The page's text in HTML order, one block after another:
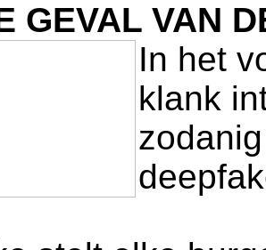
GEVAL VAN
In het
klank